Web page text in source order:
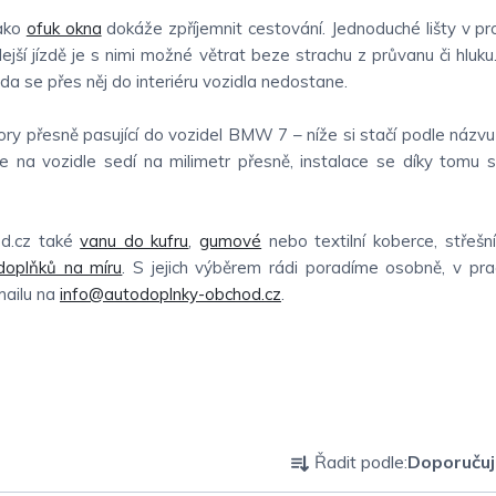
ofuk okna dokáže zpříjemnit cestování. Jednoduché lišty v
jízdě je s nimi možné větrat beze strachu z průvanu či
se přes něj do interiéru vozidla nedostane.
přesně pasující do vozidel BMW 7 – níže si stačí podle
na vozidle sedí na milimetr přesně, instalace se díky tomu
takévanu do kufru,gumové nebo textilní koberce,
na míru. S jejich výběrem rádi poradíme osobně, v
na info@autodoplnky-obchod.cz.
Ř Řadit podle: